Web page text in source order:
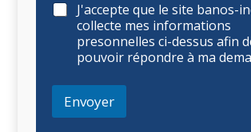
J'accepte que le site banos-
collecte mes informations
presonnelles ci-dessus afin
pouvoir répondre à ma
Envoyer